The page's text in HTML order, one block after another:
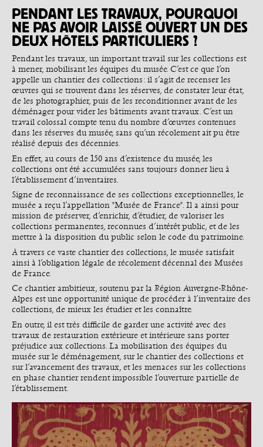
PENDANT LES TRAVAUX, POURQUOI
NE PAS AVOIR LAISSÉ OUVERT UN DES
DEUX HÔTELS PARTICULIERS ?
Pendant les travaux, un important travail sur les collections est
à mener, mobilisant les équipes du musée. C’est ce que l’on
appelle un chantier des collections : il s’agit de recenser les
œuvres qui se trouvent dans les réserves, de constater leur état,
de les photographier, puis de les reconditionner avant de les
déménager pour vider les bâtiments avant travaux. C’est un
travail colossal compte tenu du nombre d’œuvres contenues
dans les réserves du musée, sans qu’un récolement ait pu être
réalisé depuis des décennies.
En effet, au cours de 150 ans d’existence du musée, les
collections ont été accumulées sans toujours donner lieu à
l’établissement d’inventaires.
Signe de reconnaissance de ses collections exceptionnelles, le
musée a reçu l’appellation "Musée de France". Il a ainsi pour
mission de préserver, d’enrichir, d’étudier, de valoriser les
collections permanentes, reconnues d’intérêt public, et de les
mettre à la disposition du public selon le code du patrimoine.
À travers ce vaste chantier des collections, le musée satisfait
ainsi à l’obligation légale de récolement décennal des Musées
de France.
Ce chantier ambitieux, soutenu par la Région Auvergne-Rhône-
Alpes est une opportunité unique de procéder à l’inventaire des
collections, de mieux les étudier et les connaître.
En outre, il est très difficile de garder une activité avec des
travaux de restauration extérieure et intérieure sans porter
préjudice aux collections. La mobilisation des équipes du
musée sur le déménagement, sur le chantier des collections et
sur l’avancement des travaux, et les menaces sur les collections
en phase chantier rendent impossible l’ouverture partielle de
l’établissement.